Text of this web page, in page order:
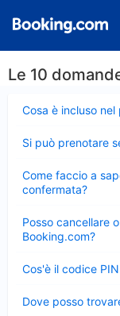
Le 10
Cosa è incluso nel
chiuso
Si può prenotare
chiuso
Come faccio a
confermata?
chiuso
Posso cancellare
Booking.com?
chiuso
Cos'è il codice
chiuso
Dove posso
chiuso